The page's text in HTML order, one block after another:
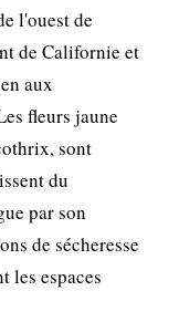
l'ouest de
de Californie et
aux
fleurs jaune
sont
du
par son
de sécheresse
les espaces